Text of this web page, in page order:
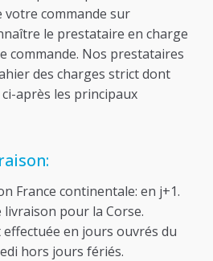
votre commande sur
le prestataire en charge
commande. Nos prestataires
des charges strict dont
après les principaux
France continentale: en j+1.
livraison pour la Corse.
en jours ouvrés du
hors jours fériés.